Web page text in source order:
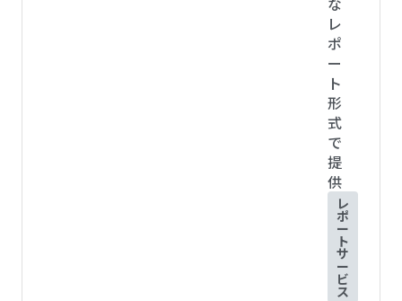
レ
ポ
ー
ト
形
式
で
提
供
レ
ポ
ー
ト
サ
ー
ビ
ス